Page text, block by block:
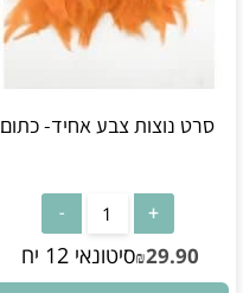
סרט נוצות צבע אחיד- כתום
₪29.90 סיטונאי 12 יח